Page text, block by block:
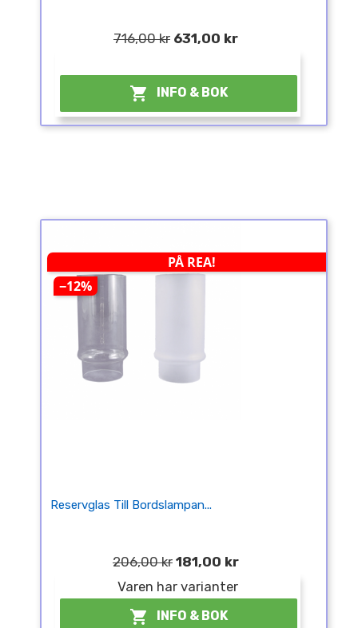
716,00 kr 631,00 kr
 INFO & BOK
PÅ REA!
−12%
Reservglas Till Bordslampan...
206,00 kr 181,00 kr
Varen har varianter
 INFO & BOK